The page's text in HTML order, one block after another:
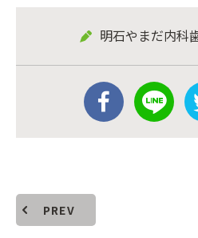
明石やまだ内科
PREV